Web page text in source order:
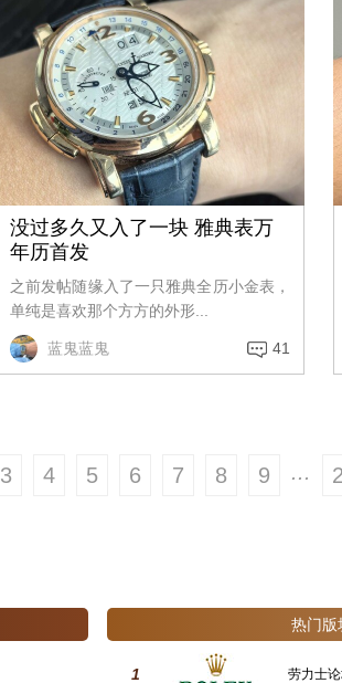
没过多久又入了一块 雅典表万
年历首发
之前发帖随缘入了一只雅典全历小金表，
单纯是喜欢那个方方的外形...
蓝鬼蓝鬼 41
3 4 5 6 7 8 9 ...
热门版
1 劳力士